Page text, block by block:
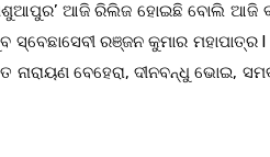
ଆଜି ରିଲିଜ ହୋଇଛି ବୋଲି ଆଜି
ରଞ୍ଜନ କୁମାର ମହାପାତ୍ର
ବେହେରା, ଦୀନବନ୍ଧୁ ଭୋଇ,